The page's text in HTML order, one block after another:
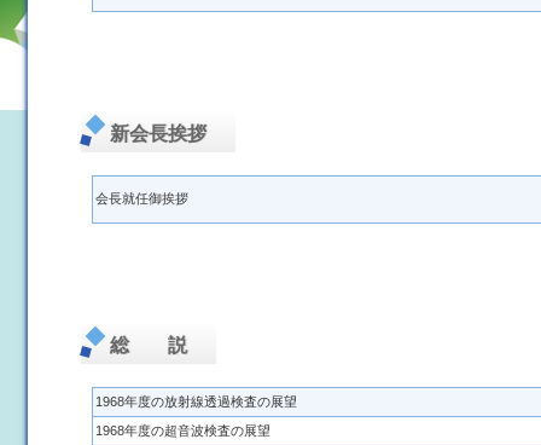
新会長挨拶
会長就任御挨拶
総 説
1968年度の放射線透過検査の展望
1968年度の超音波検査の展望